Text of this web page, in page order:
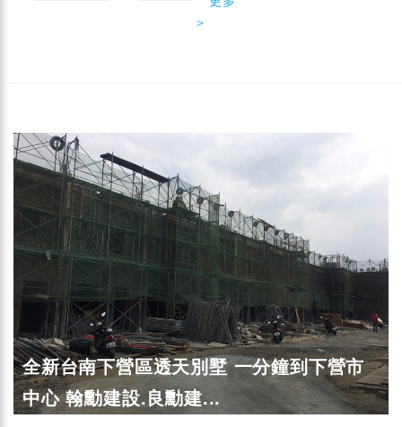
＞
全新台南下營區透天別墅 一分鐘到下營市
中心 翰勳建設.良勳建...